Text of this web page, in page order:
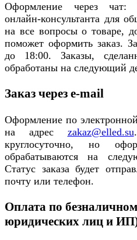
Оформление через чат:
онлайн-консультанта для
на все вопросы о товаре,
поможет оформить заказ.
до 18:00. Заказы,
обработаны на следующий
Заказ через e-mail
Оформление по
на адрес zakaz@elled.su
круглосуточно, но
обрабатываются на
Статус заказа будет
почту или телефон.
Оплата по
юридических лиц и